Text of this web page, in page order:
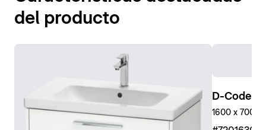
del producto
D-Code
1600 x 700